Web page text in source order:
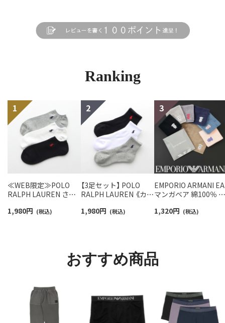
Ranking
≪WEB限定≫POLO
RALPH LAUREN さら
スニーカー丈ソックス
1,980円 (税込)
【3足セット】 POLO
RALPH LAUREN 《カラ
ンポイントソックス シ
1,980円 (税込)
EMPORIO ARMANI EA
マンガベア 綿100％ ミ
最短翌日発送】
1,320円 (税込)
おすすめ商品